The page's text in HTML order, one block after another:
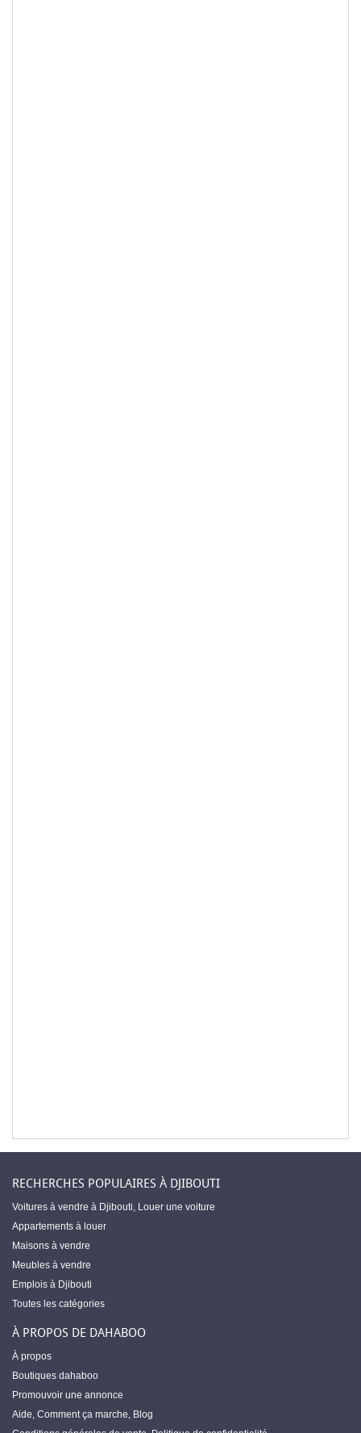
RECHERCHES POPULAIRES À DJIBOUTI
Voitures à vendre à Djibouti, Louer une voiture
Appartements à louer
Maisons à vendre
Meubles à vendre
Emplois à Djibouti
Toutes les catégories
À PROPOS DE DAHABOO
À propos
Boutiques dahaboo
Promouvoir une annonce
Aide, Comment ça marche, Blog